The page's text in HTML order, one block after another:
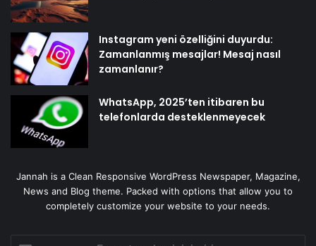
Instagram yeni özelliğini duyurdu:
Zamanlanmış mesajlar! Mesaj nasıl
zamanlanır?
WhatsApp, 2025’ten itibaren bu
telefonlarda desteklenmeyecek
Jannah is a Clean Responsive WordPress Newspaper, Magazine,
News and Blog theme. Packed with options that allow you to
completely customize your website to your needs.